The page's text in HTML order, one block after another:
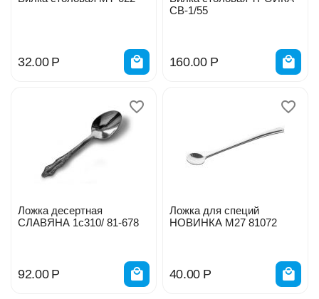
32.00 Р
СВ-1/55
160.00 Р
Ложка десертная
СЛАВЯНА 1с310/ 81-678
92.00 Р
Ложка для специй
НОВИНКА М27 81072
40.00 Р